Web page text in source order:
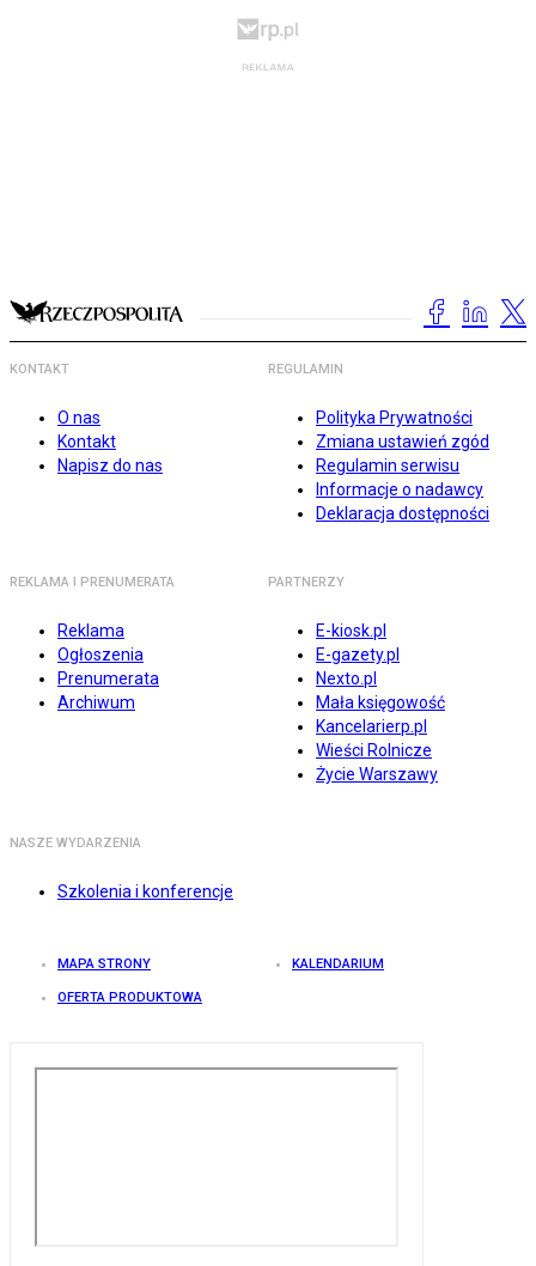
KONTAKT
O nas
Kontakt
Napisz do nas
REGULAMIN
Polityka Prywatności
Zmiana ustawień zgód
Regulamin serwisu
Informacje o nadawcy
Deklaracja dostępności
REKLAMA I PRENUMERATA
Reklama
Ogłoszenia
Prenumerata
Archiwum
PARTNERZY
E-kiosk.pl
E-gazety.pl
Nexto.pl
Mała księgowość
Kancelarierp.pl
Wieści Rolnicze
Życie Warszawy
NASZE WYDARZENIA
Szkolenia i konferencje
MAPA STRONY KALENDARIUM
OFERTA PRODUKTOWA